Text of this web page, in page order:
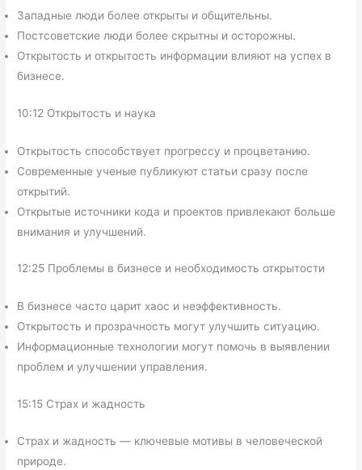
Западные люди более открыты и общительны.
Постсоветские люди более скрытны и осторожны.
Открытость и открытость информации влияют на успех в
бизнесе.
10:12 Открытость и наука
Открытость способствует прогрессу и процветанию.
Современные ученые публикуют статьи сразу после
открытий.
Открытые источники кода и проектов привлекают больше
внимания и улучшений.
12:25 Проблемы в бизнесе и необходимость открытости
В бизнесе часто царит хаос и неэффективность.
Открытость и прозрачность могут улучшить ситуацию.
Информационные технологии могут помочь в выявлении
проблем и улучшении управления.
15:15 Страх и жадность
Страх и жадность — ключевые мотивы в человеческой
природе.